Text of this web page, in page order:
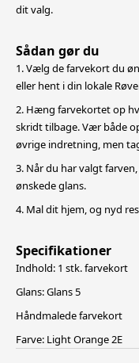
dit valg.
Sådan gør du
1. Vælg de farvekort du
eller hent i din lokale
2. Hæng farvekortet op
skridt tilbage. Vær både
øvrige indretning, men
3. Når du har valgt
ønskede glans.
4. Mal dit hjem, og nyd
Specifikationer
Indhold: 1 stk. farvekort
Glans: Glans 5
Håndmalede farvekort
Farve: Light Orange 2E